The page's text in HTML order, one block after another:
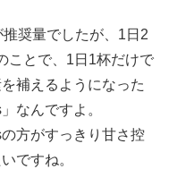
奨量でしたが、1日2
ことで、1日1杯だけで
補えるようになった
なんですよ。
方がすっきり甘さ控
ですね。